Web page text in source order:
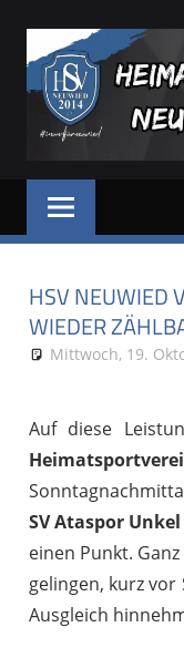
springen
Dein
Sportverein
für
Neuwied
HSV NEUWIED
WIEDER
Mittwoch, 19.
Auf diese
SV Ataspor Unkel
einen Punkt.
gelingen, kurz vor
Ausgleich